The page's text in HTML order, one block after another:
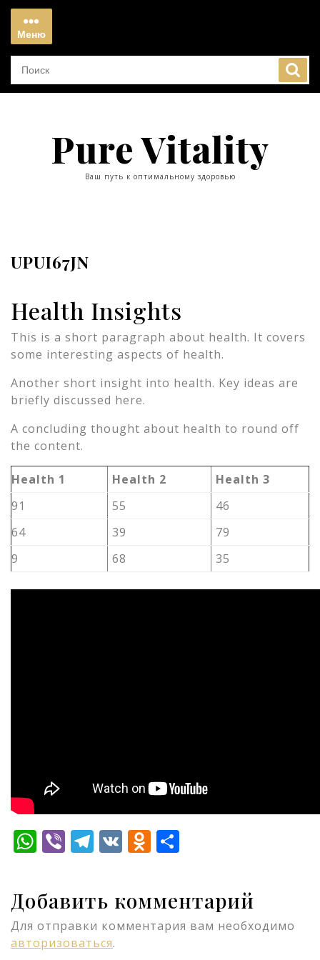
Перейти
содержимому
Меню
Меню
Pure Vitality
Ваш путь к оптимальному здоровью
UPUI67JN
Health Insights
This is a short paragraph about health. It covers
some interesting aspects of health.
Another short insight into health. Key ideas are
briefly discussed here.
A concluding thought about health to round off
the content.
Health 1 Health 2
Health 3
91
55
46
64
39
79
9
68 35
WhatsApp
ViberTelegram
VKOdnoklassniki
Добавить комментарий
Для отправки комментария вам необходимо
авторизоваться.